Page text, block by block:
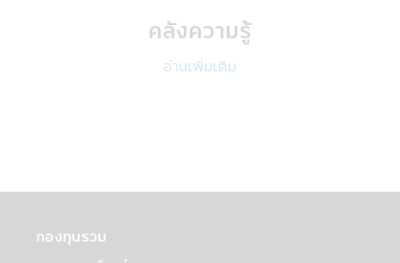
เพื่อการออมพิเศษ (SSFX) หรือหน่วยลงทุน
ชนิดเพื่อการออมพิเศษ (SSFX) ซึ่งเป็นไปตาม
กฎกระทรวง ฉบับที่ 357 (พ.ศ 2563) ออกตาม
คลังความรู้
อ่านเพิ่มเติม
กองทุนรวม